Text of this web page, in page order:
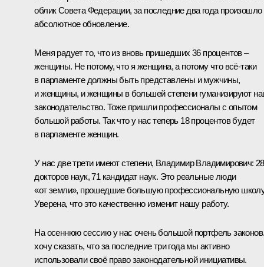
облик Совета Федерации, за последние два года произошло
абсолютное обновление.
Меня радует то, что из вновь пришедших 36 процентов –
женщины. Не потому, что я женщина, а потому что всё‑таки
в парламенте должны быть представлены и мужчины,
и женщины, и женщины в большей степени гуманизируют
законодательство. Тоже пришли профессионалы с опытом
большой работы. Так что у нас теперь 18 процентов будет
в парламенте женщин.
У нас две трети имеют степени, Владимир Владимирович: 28
докторов наук, 71 кандидат наук. Это реальные люди
«от земли», прошедшие большую профессиональную
Уверена, что это качественно изменит нашу работу.
На осеннюю сессию у нас очень большой портфель
хочу сказать, что за последние три года мы активно
использовали своё право законодательной инициативы.